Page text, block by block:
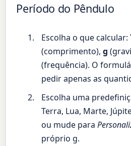
Período do Pêndulo
Escolha o que calcular:
(comprimento),g
(frequência). O
pedir apenas as
Escolha uma
Terra, Lua, Marte,
ou mude para
próprio g.